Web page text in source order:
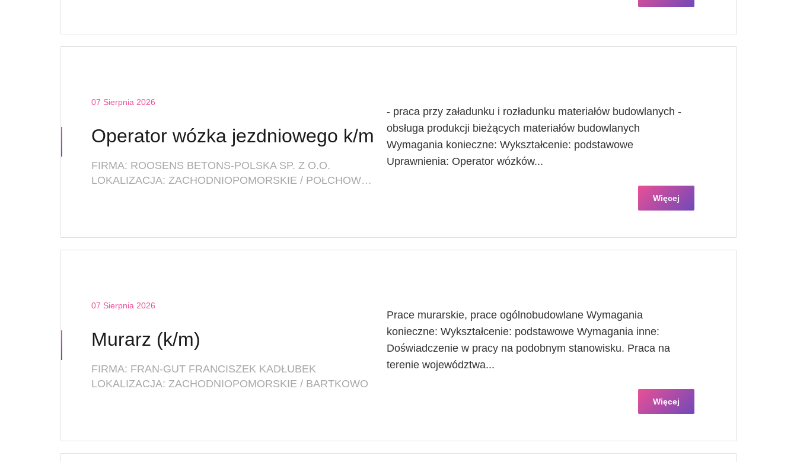
07 Sierpnia 2026
Operator wózka jezdniowego k/m
FIRMA: ROOSENS BETONS-POLSKA SP. Z O.O.
LOKALIZACJA: ZACHODNIOPOMORSKIE / POŁCHOWO (POW. ŁOBESKI, GM. WĘGORZYNO), POŁCHOWO
- praca przy załadunku i rozładunku materiałów budowlanych -
obsługa produkcji bieżących materiałów budowlanych
Wymagania konieczne: Wykształcenie: podstawowe
Uprawnienia: Operator wózków...
Więcej
07 Sierpnia 2026
Murarz (k/m)
FIRMA: FRAN-GUT FRANCISZEK KADŁUBEK
LOKALIZACJA: ZACHODNIOPOMORSKIE / BARTKOWO
Prace murarskie, prace ogólnobudowlane Wymagania
konieczne: Wykształcenie: podstawowe Wymagania inne:
Doświadczenie w pracy na podobnym stanowisku. Praca na
terenie województwa...
Więcej